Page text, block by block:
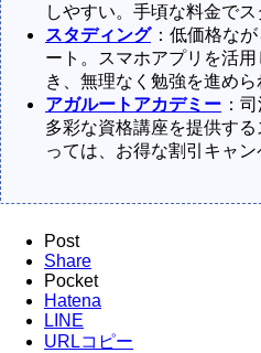
しやすい。手頃な料金でス
スタディング ：低価格な
ート。スマホアプリを活
き、無理なく勉強を進めら
アガルートアカデミー ：
多彩な資格講座を提供す
っては、お得な割引キャン
Post
Share
Pocket
Hatena
LINE
URLコピー